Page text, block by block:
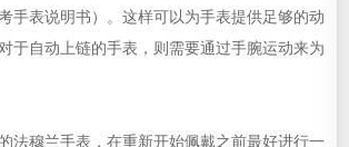
手表说明书）。这样可以为手表提供足够的动
于自动上链的手表，则需要通过手腕运动来为
穆兰手表，在重新开始佩戴之前最好进行一